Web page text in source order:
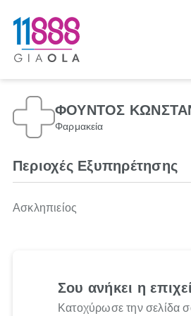
ΦΟΥΝΤΟΣ
Φαρμακεία
Περιοχές Εξυπηρέτησης
Ασκληπιείος
Σου ανήκει η
Κατοχύρωσε την σελίδα